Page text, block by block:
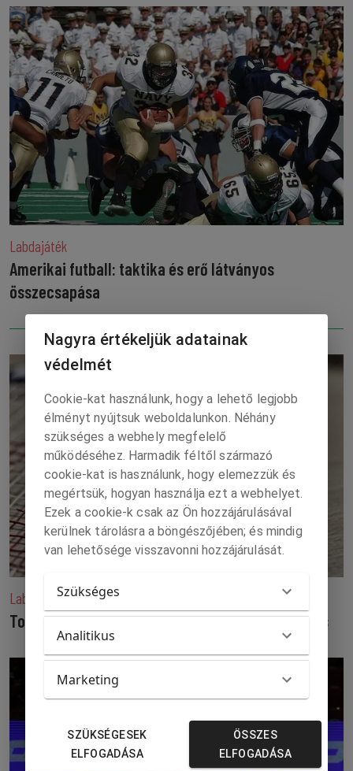
Labdajáték
Amerikai futball: taktika és erő látványos
összecsapása
Labdajáték
Tollaslabda: könnyednek tűnik, mégis villámgyors
Nagyra értékeljük adatainak
védelmét
Cookie-kat használunk, hogy a lehető legjobb
élményt nyújtsuk weboldalunkon. Néhány
szükséges a webhely megfelelő
működéséhez. Harmadik féltől származó
cookie-kat is használunk, hogy elemezzük és
megértsük, hogyan használja ezt a webhelyet.
Ezek a cookie-k csak az Ön hozzájárulásával
kerülnek tárolásra a böngészőjében; és mindig
van lehetősége visszavonni hozzájárulását.
Szükséges
Analitikus
Marketing
SZÜKSÉGESEK
ELFOGADÁSA
ÖSSZES
ELFOGADÁSA